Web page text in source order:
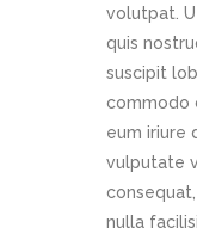
volutpat.
quis
suscipit
commodo
eum iriure
vulputate
nulla